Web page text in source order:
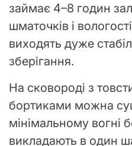
займає 4–8 годин
шматочків і
виходять дуже
зберігання.
На сковороді з
бортиками можна
мінімальному вогні
викладають в один